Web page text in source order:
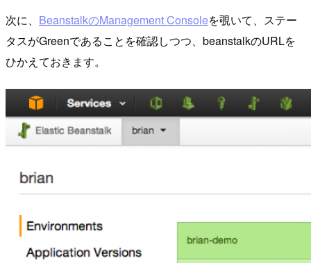
次に、 BeanstalkのManagement Consoleを覗いて、ステー
タスがGreenであることを確認しつつ、beanstalkのURLを
ひかえておきます。